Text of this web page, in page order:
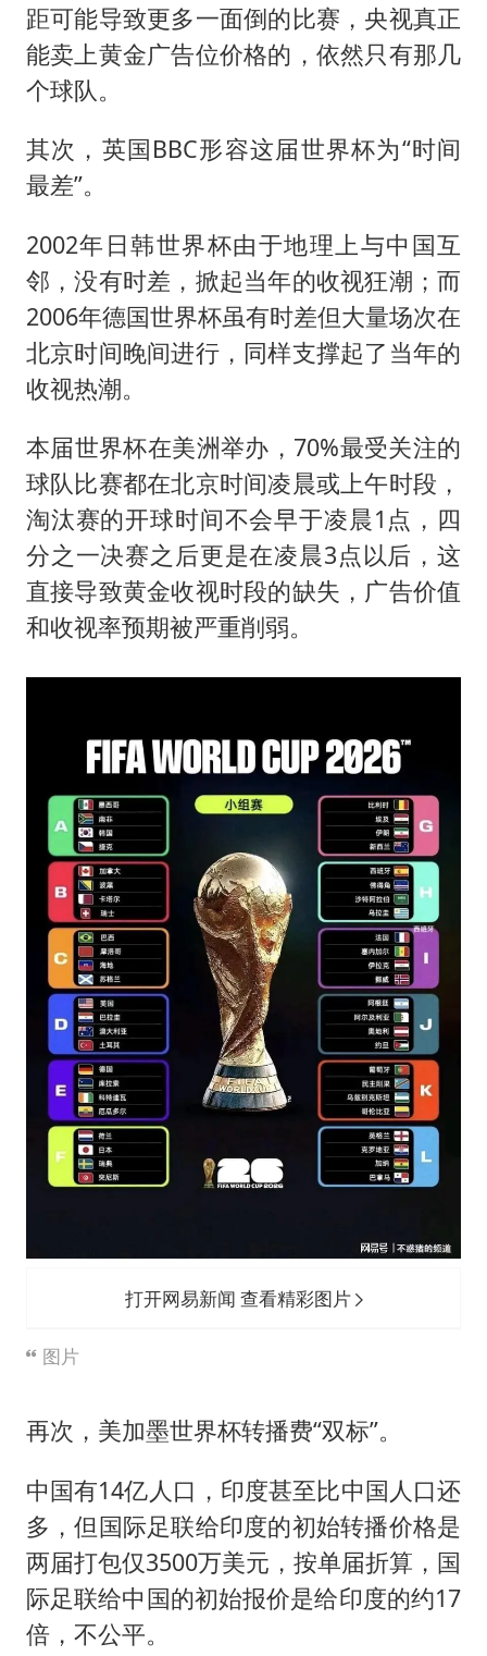
距可能导致更多一面倒的比赛，央视真正
能卖上黄金广告位价格的，依然只有那几
个球队。
其次，英国BBC形容这届世界杯为“时间
最差”。
2002年日韩世界杯由于地理上与中国互
邻，没有时差，掀起当年的收视狂潮；而
2006年德国世界杯虽有时差但大量场次在
北京时间晚间进行，同样支撑起了当年的
收视热潮。
本届世界杯在美洲举办，70%最受关注的
球队比赛都在北京时间凌晨或上午时段，
淘汰赛的开球时间不会早于凌晨1点，四
分之一决赛之后更是在凌晨3点以后，这
直接导致黄金收视时段的缺失，广告价值
和收视率预期被严重削弱。
打开网易新闻 查看精彩图片
图片
再次，美加墨世界杯转播费“双标”。
中国有14亿人口，印度甚至比中国人口还
多，但国际足联给印度的初始转播价格是
两届打包仅3500万美元，按单届折算，国
际足联给中国的初始报价是给印度的约17
倍，不公平。